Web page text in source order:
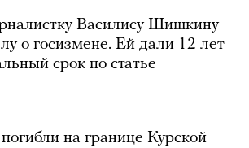
Василису Шишкину
о госизмене. Ей дали 12 лет
срок по статье
на границе Курской